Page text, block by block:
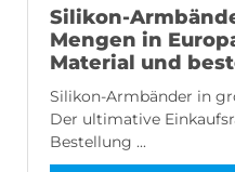
Silikon-
Mengen in
Material und
Silikon-Armbänder in
Der ultimative
Bestellung ...